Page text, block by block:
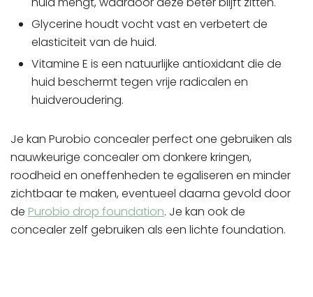
Glycerine houdt vocht vast en verbetert de
elasticiteit van de huid.
Vitamine E is een natuurlijke antioxidant die de
huid beschermt tegen vrije radicalen en
huidveroudering.
Je kan Purobio concealer perfect one gebruiken als
nauwkeurige concealer om donkere kringen,
roodheid en oneffenheden te egaliseren en minder
zichtbaar te maken, eventueel daarna gevold door
de Purobio drop foundation. Je kan ook de
concealer zelf gebruiken als een lichte foundation.